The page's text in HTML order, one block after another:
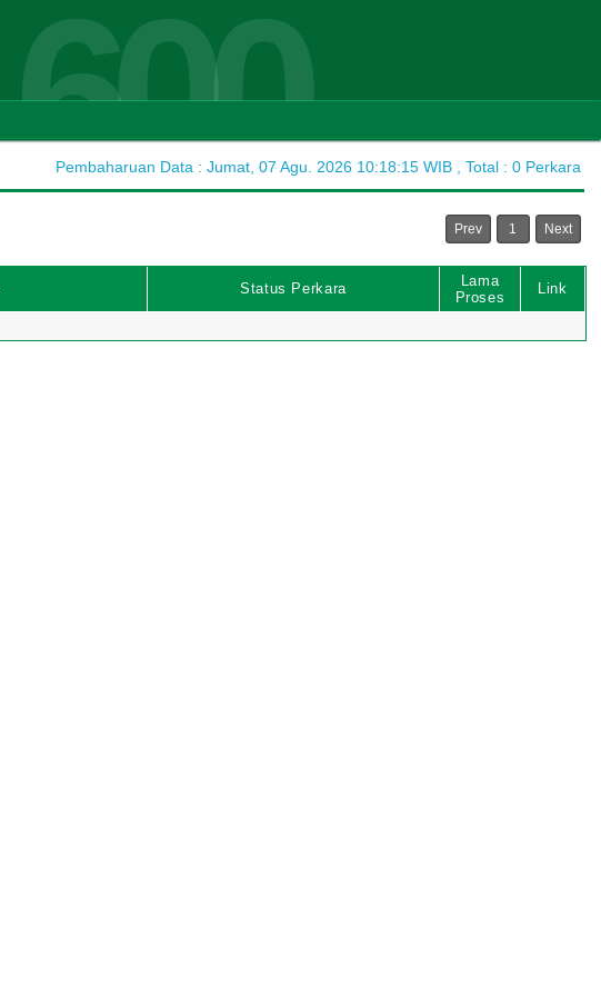
600
Pembaharuan Data : Jumat, 07 Agu. 2026 10:18:15 WIB , Total : 0 Perkara
Prev 1 Next
Status Perkara
Lama
Proses
Link